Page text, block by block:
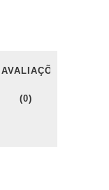
AVALIAÇÕES
(0)